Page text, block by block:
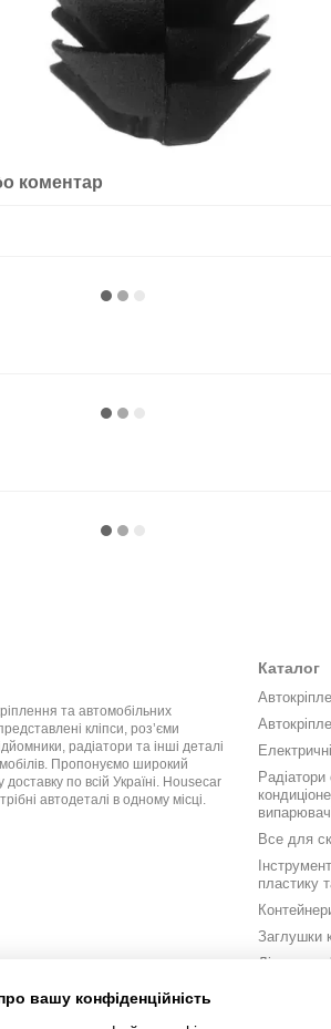
коментар
та автомобільних
кліпси, роз’єми
радіатори та інші деталі
Пропонуємо широкий
по всій Україні. Housecar
автодеталі в одному місці.
Каталог
Все для
пластику
Заглушки
Літери,
вашу конфіденційність